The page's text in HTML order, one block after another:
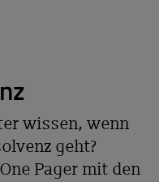
wissen, wenn
geht?
Pager mit den